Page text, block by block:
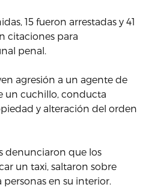
15 fueron arrestadas y 41
citaciones para
penal.
agresión a un agente de
un cuchillo, conducta
y alteración del orden
denunciaron que los
un taxi, saltaron sobre
en su interior.